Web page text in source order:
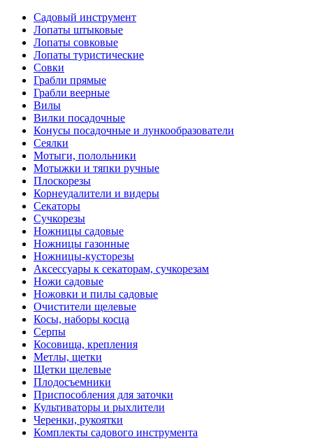
Садовый инструмент
Лопаты штыковые
Лопаты совковые
Лопаты туристические
Совки
Грабли прямые
Грабли веерные
Вилы
Вилки посадочные
Конусы посадочные и лункообразователи
Сеялки
Мотыги, полольники
Мотыжки и тяпки ручные
Плоскорезы
Корнеудалители и видеры
Секаторы
Сучкорезы
Ножницы садовые
Ножницы газонные
Ножницы-кусторезы
Аксессуары к секаторам, сучкорезам
Ножи садовые
Ножовки и пилы садовые
Очистители щелевые
Косы, наборы косца
Серпы
Косовища, крепления
Метлы, щетки
Щетки щелевые
Плодосъемники
Приспособления для заточки
Культиваторы и рыхлители
Черенки, рукоятки
Комплекты садового инструмента